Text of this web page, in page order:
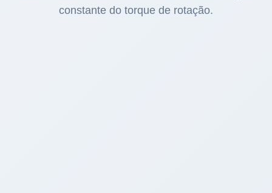
constante do torque de rotação.